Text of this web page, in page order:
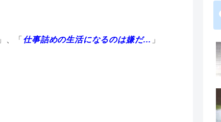
」、「 仕事詰めの生活になるのは嫌だ… 」